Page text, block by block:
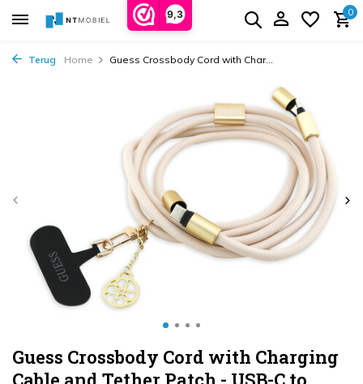
9,3 0
Terug Home Guess Crossbody Cord with Char...
Guess Crossbody Cord with Charging